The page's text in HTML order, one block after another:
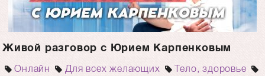
Живой разговор с Юрием Карпенковым
Онлайн Для всех желающих
Тело, здоровье